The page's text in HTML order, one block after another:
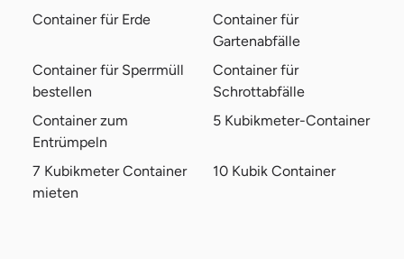
Container für Erde
Container für
Gartenabfälle
Container für Sperrmüll
bestellen
Container für
Schrottabfälle
Container zum
Entrümpeln
5 Kubikmeter-Container
7 Kubikmeter Container
mieten
10 Kubik Container